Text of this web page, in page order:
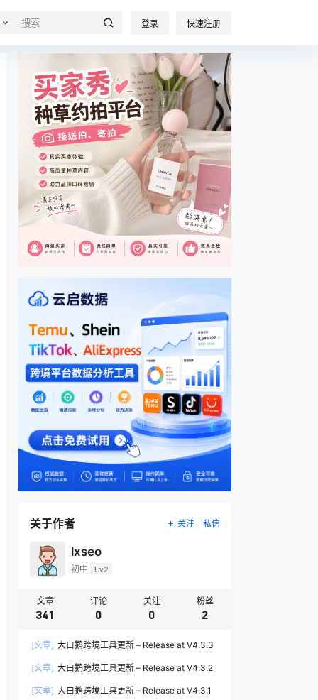
登录 快速注册
关于作者 关注 私信
lxseo
初中 Lv2
文章
341
评论
0
关注
0
粉丝
2
[文章] 大白鹅跨境工具更新 – Release at V4.3.3
[文章] 大白鹅跨境工具更新 – Release at V4.3.2
[文章] 大白鹅跨境工具更新 – Release at V4.3.1